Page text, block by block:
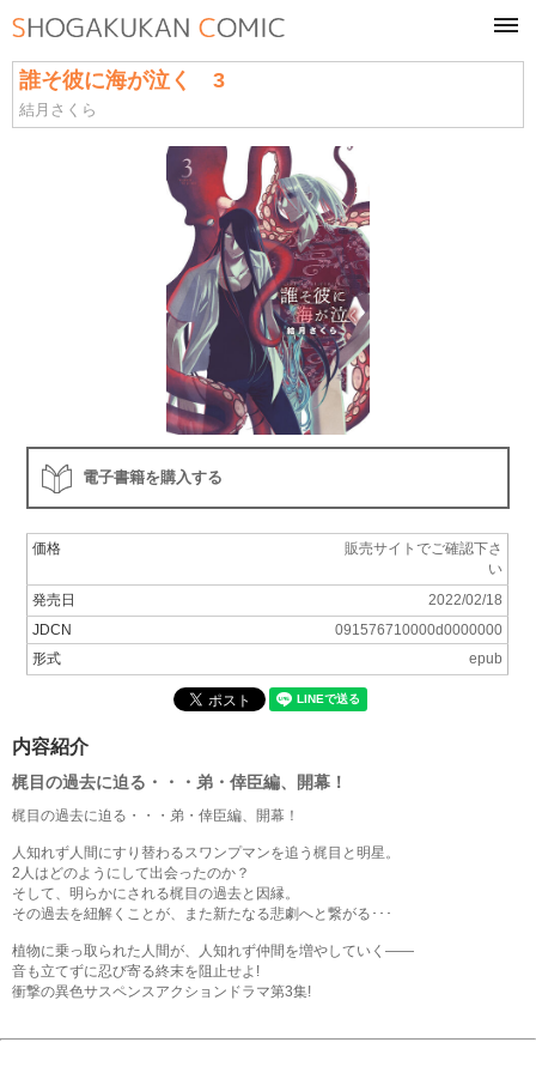
誰そ彼に海が泣く 3
結月さくら
電子書籍を購入する
価格
販売サイトでご確認下さ
い
発売日
2022/02/18
JDCN
091576710000d0000000
形式
epub
内容紹介
梶目の過去に迫る・・・弟・倖臣編、開幕！
梶目の過去に迫る・・・弟・倖臣編、開幕！
人知れず人間にすり替わるスワンプマンを追う梶目と明星。
2人はどのようにして出会ったのか？
そして、明らかにされる梶目の過去と因縁。
その過去を紐解くことが、また新たなる悲劇へと繋がる･･･
植物に乗っ取られた人間が、人知れず仲間を増やしていく――
音も立てずに忍び寄る終末を阻止せよ!
衝撃の異色サスペンスアクションドラマ第3集!